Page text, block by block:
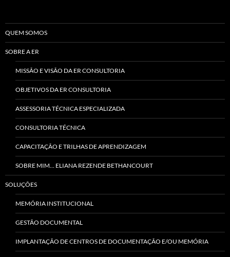
QUEM SOMOS
SOBRE A ER
MISSÃO E VISÃO DA ER CONSULTORIA
OBJETIVOS DA ER CONSULTORIA
ASSESSORIA TÉCNICA ESPECIALIZADA
CONSULTORIA TÉCNICA
CAPACITAÇÃO E TRILHAS DE APRENDIZAGEM
SOBRE MIM… ELIANA REZENDE BETHANCOURT
SOLUÇÕES
MEMÓRIA INSTITUCIONAL
GESTÃO DOCUMENTAL
IMPLANTAÇÃO DE CENTROS DE DOCUMENTAÇÃO E/OU MEMÓRIA